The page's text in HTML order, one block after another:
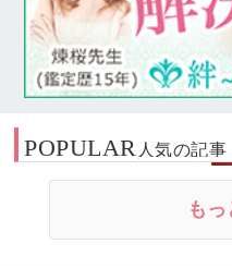
POPULAR 人気の記事
もっ